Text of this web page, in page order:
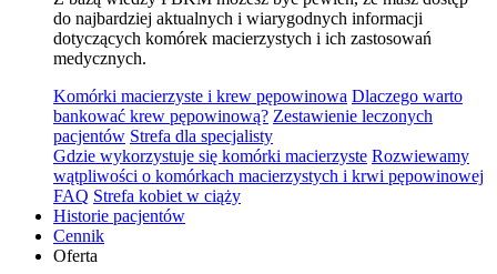
do najbardziej aktualnych i wiarygodnych informacji
dotyczących komórek macierzystych i ich zastosowań
medycznych.
Komórki macierzyste i krew pępowinowa Dlaczego warto
bankować krew pępowinową? Zestawienie leczonych
pacjentów Strefa dla specjalisty
Gdzie wykorzystuje się komórki macierzyste Rozwiewamy
wątpliwości o komórkach macierzystych i krwi pępowinowej
FAQ Strefa kobiet w ciąży
Historie pacjentów
Cennik
Oferta